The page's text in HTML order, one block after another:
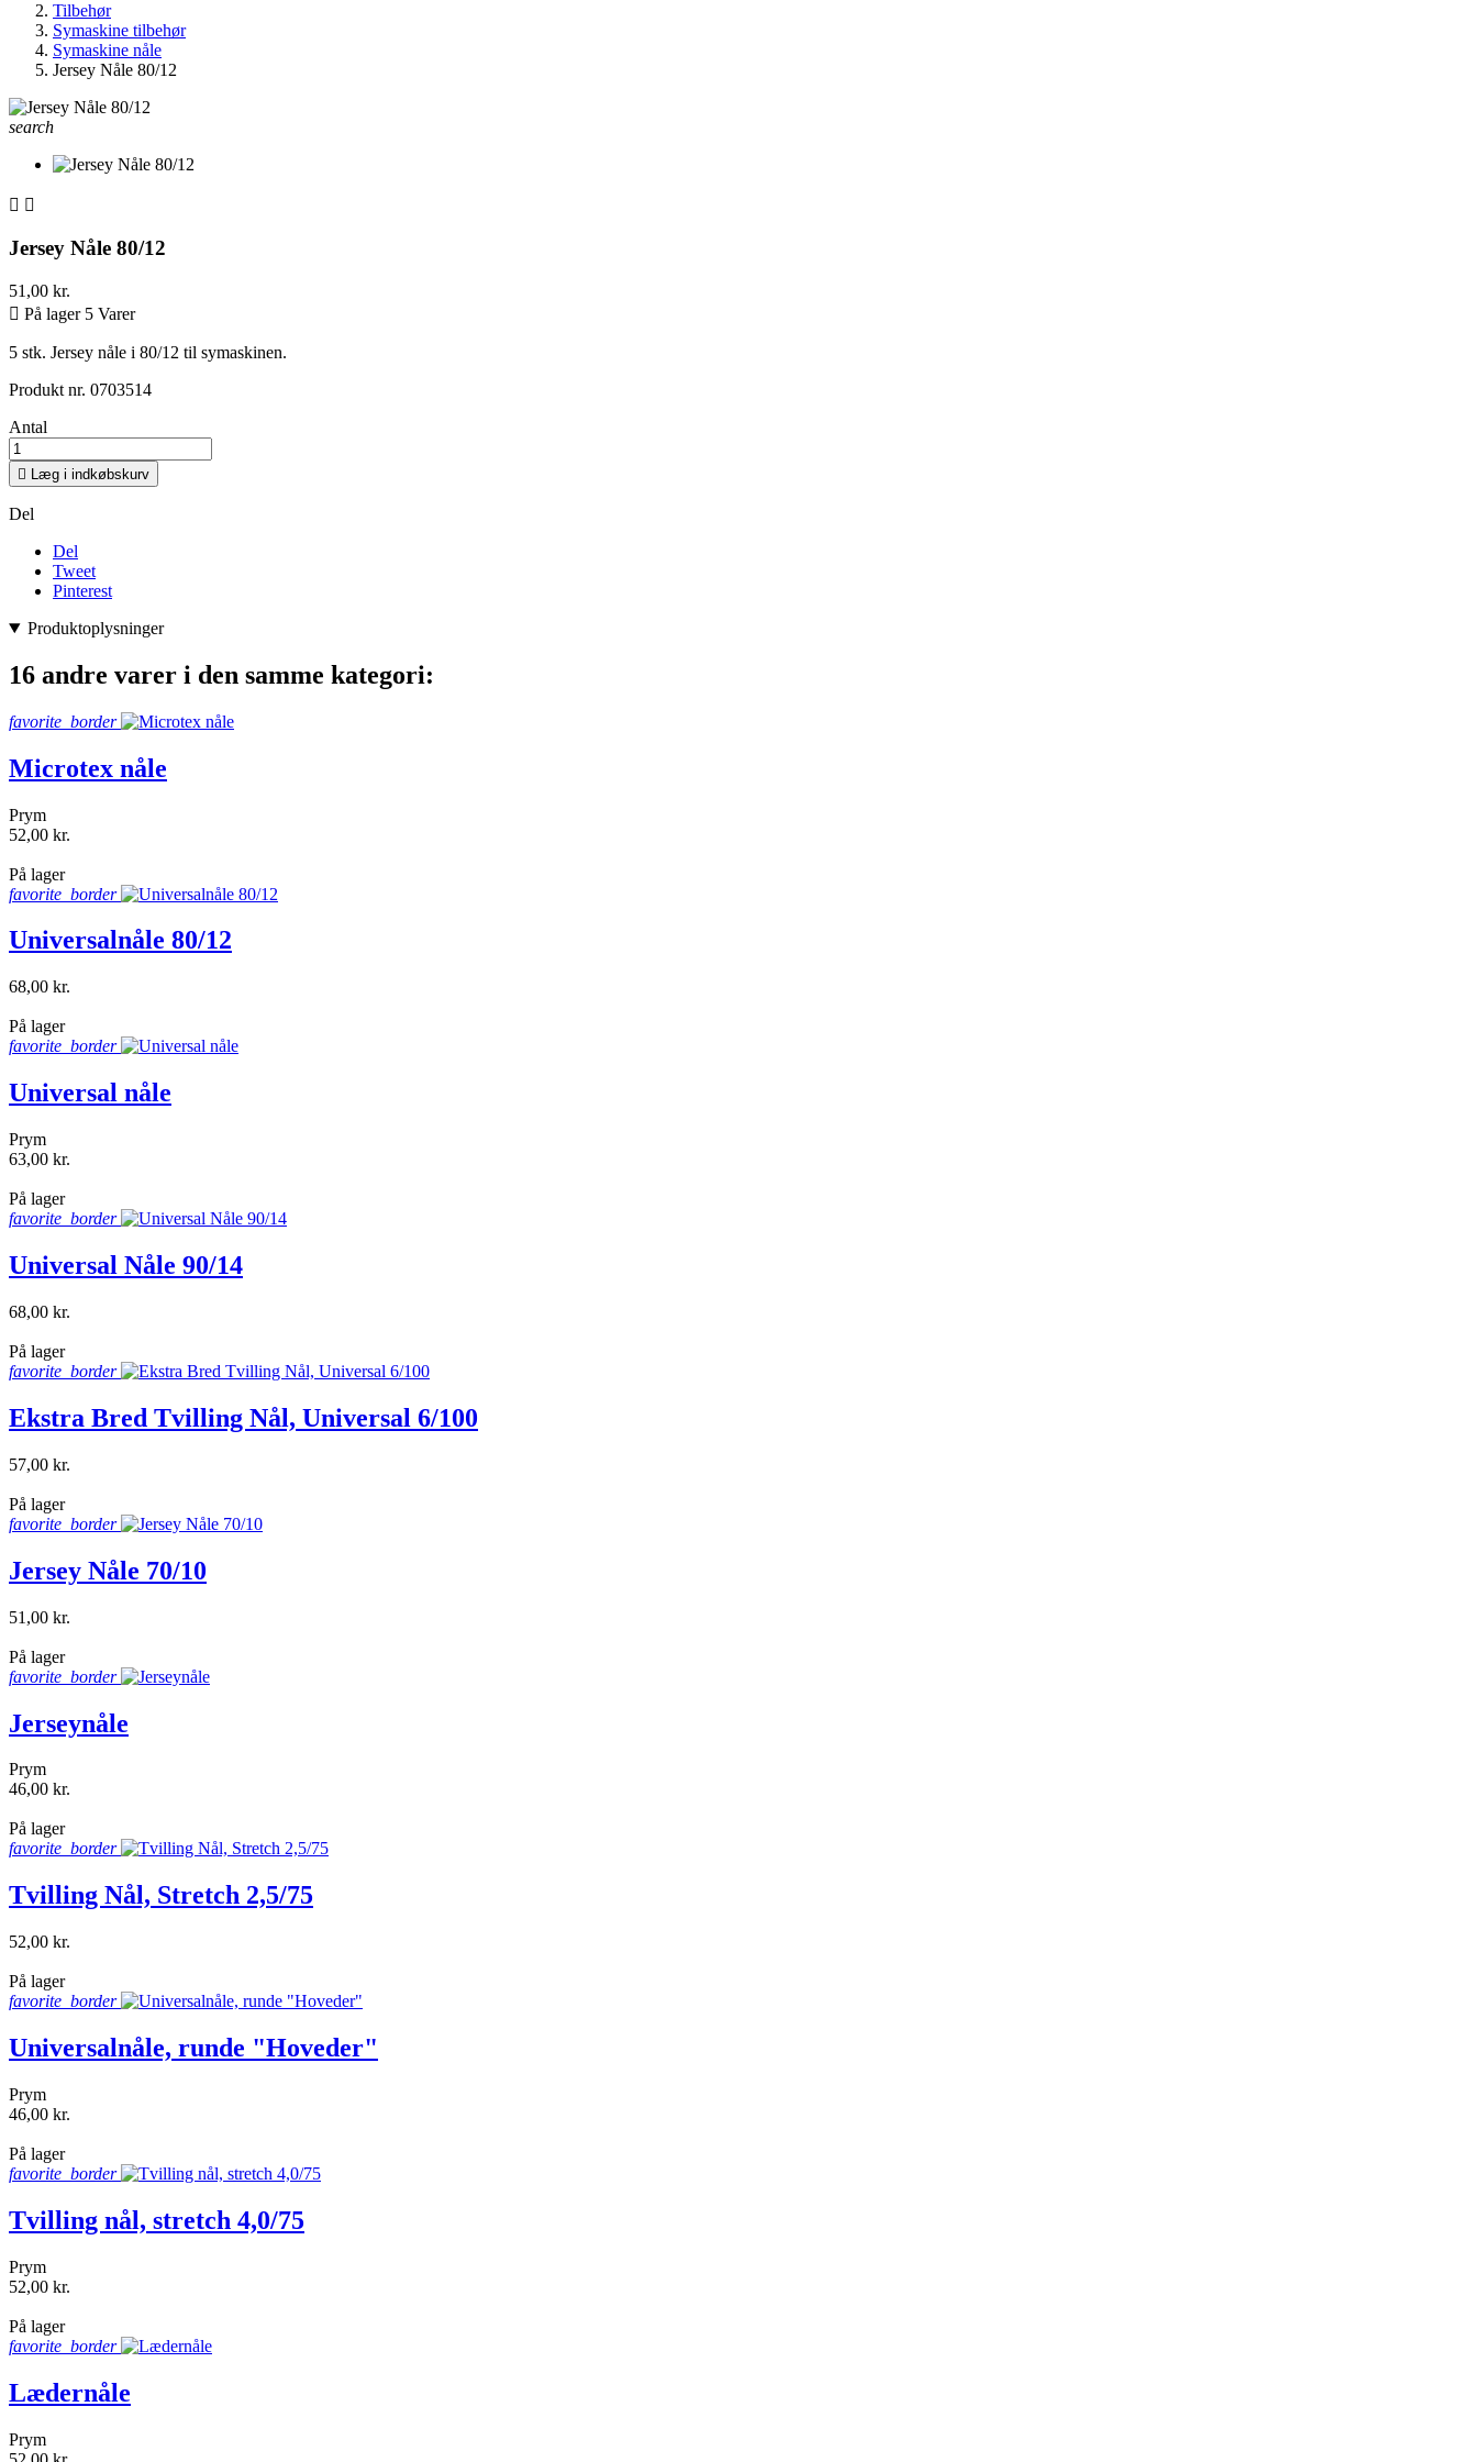
Tilbehør
Symaskine tilbehør
Symaskine nåle
Jersey Nåle 80/12
search
 
Jersey Nåle 80/12
51,00 kr.
 På lager 5 Varer
5 stk. Jersey nåle i 80/12 til symaskinen.
Produkt nr. 0703514
Antal
 Læg i indkøbskurv
Del
Del
Tweet
Pinterest
Produktoplysninger
16 andre varer i den samme kategori:
favorite_border
Microtex nåle
Prym
52,00 kr.
På lager
favorite_border
Universalnåle 80/12
68,00 kr.
På lager
favorite_border
Universal nåle
Prym
63,00 kr.
På lager
favorite_border
Universal Nåle 90/14
68,00 kr.
På lager
favorite_border
Ekstra Bred Tvilling Nål, Universal 6/100
57,00 kr.
På lager
favorite_border
Jersey Nåle 70/10
51,00 kr.
På lager
favorite_border
Jerseynåle
Prym
46,00 kr.
På lager
favorite_border
Tvilling Nål, Stretch 2,5/75
52,00 kr.
På lager
favorite_border
Universalnåle, runde "Hoveder"
Prym
46,00 kr.
På lager
favorite_border
Tvilling nål, stretch 4,0/75
Prym
52,00 kr.
På lager
favorite_border
Lædernåle
Prym